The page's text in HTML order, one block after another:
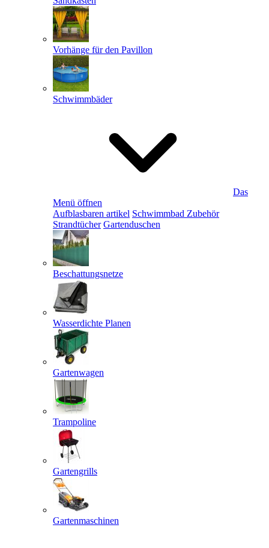
Vorhänge für den Pavillon
Schwimmbäder
Das
Menü öffnen
Aufblasbaren artikel Schwimmbad Zubehör
Strandtücher Gartenduschen
Beschattungsnetze
Wasserdichte Planen
Gartenwagen
Trampoline
Gartengrills
Gartenmaschinen